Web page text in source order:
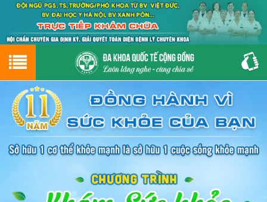
Hotline0243.9656.999tư vấn miễn phí
GIỚI THIỆU
GIỚI THIỆU VỀ PHÒNG KHÁM
CƠ SỞ VẬT CHẤT
ĐẶT HẸN LỊCH KHÁM
ĐƯỜNG TỚI PHÒNG KHÁM